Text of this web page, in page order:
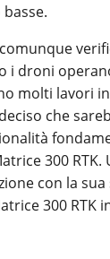
i droni
molti lavori
che
300 RTK.
con la sua
300 RTK